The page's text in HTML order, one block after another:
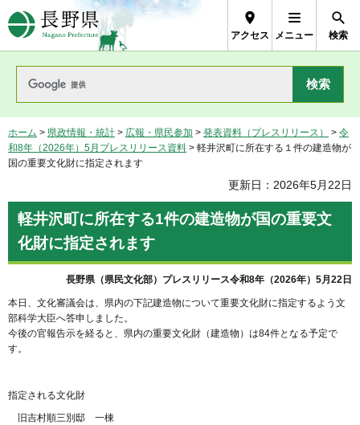
長野県Nagano Prefecture
アクセス メニュー 検索
ホーム > 県政情報・統計 > 広報・県民参加 > 発表資料（プレスリリース） > 令
和8年（2026年）5月プレスリリース資料 > 軽井沢町に所在する１件の建造物が
国の重要文化財に指定されます
更新日：2026年5月22日
軽井沢町に所在する1件の建造物が国の重要文
化財に指定されます
長野県（県民文化部）プレスリリース令和8年（2026年）5月22日
本日、文化審議会は、県内の下記建造物について重要文化財に指定するよう文
部科学大臣へ答申しました。
今後の官報告示を経ると、県内の重要文化財（建造物）は84件となる予定で
す。
指定される文化財
旧吉村順三別邸 一棟